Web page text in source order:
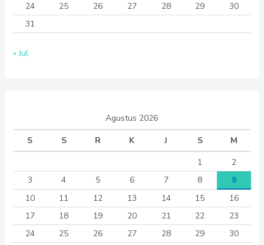
24
25 26 27 28 29
30
31
« Jul
Agustus 2026
S
S R K J S
M
1
2
3
4 5 6 7 8
9
10
11 12 13 14 15
16
17
18 19 20 21 22
23
24
25 26 27 28 29
30